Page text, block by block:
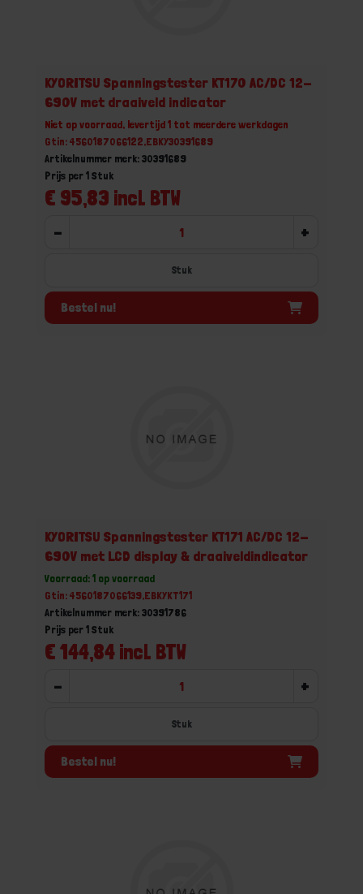
KYORITSU Spanningstester KT170 AC/DC 12-
690V met draaiveld indicator
Niet op voorraad, levertijd 1 tot meerdere werkdagen
Gtin: 4560187066122,EBKY30391689
Artikelnummer merk: 30391689
€ 95,83 incl. BTW
Prijs per 1 Stuk
- +
Stuk
Bestel nu!
KYORITSU Spanningstester KT171 AC/DC 12-
690V met LCD display & draaiveldindicator
Voorraad: 1 op voorraad
Gtin: 4560187066139,EBKYKT171
Artikelnummer merk: 30391786
€ 144,84 incl. BTW
Prijs per 1 Stuk
- +
Stuk
Bestel nu!